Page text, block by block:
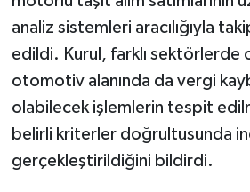
analiz sistemleri aracılığıyla
edildi. Kurul, farklı sektörlerde
otomotiv alanında da vergi
olabilecek işlemlerin tespit
belirli kriterler doğrultusunda
gerçekleştirildiğini bildirdi.